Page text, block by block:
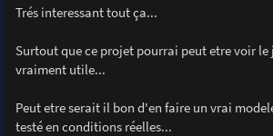
s
s
e
Trés interessant tout ça...
Surtout que ce projet pourrai peut etre voir le
vraiment utile...
Peut etre serait il bon d'en faire un vrai
testé en conditions réelles...